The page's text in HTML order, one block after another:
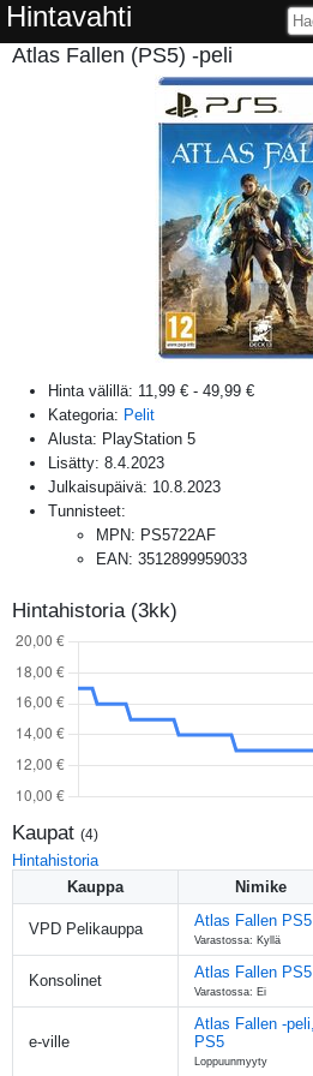
Hintavahti
Atlas Fallen (PS5) -peli
Hinta välillä: 11,99 € - 49,99 €
Kategoria: Pelit
Alusta: PlayStation 5
Lisätty: 8.4.2023
Julkaisupäivä: 10.8.2023
Tunnisteet:
MPN: PS5722AF
EAN: 3512899959033
Hintahistoria (3kk)
Kaupat (4)
Hintahistoria
Kauppa
Nimike
VPD Pelikauppa Atlas Fallen PS5
Varastossa: Kyllä
Konsolinet Atlas Fallen PS5
Varastossa: Ei
e-ville
Atlas Fallen -peli,
PS5
Loppuunmyyty